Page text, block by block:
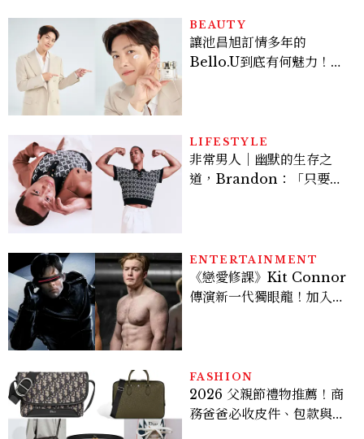
多大？
BEAUTY
讓池昌旭訂情多年的
Bello.U到底有何魅力！揭
倦感，超神！
LIFESTYLE
非常男人｜幽默的生存之
道，Brandon：「只要能
ENTERTAINMENT
《戀愛修課》Kit Connor
傳演新一代獨眼龍！加入新
FASHION
2026 父親節禮物推薦！商
務爸爸必收皮件、包款與鞋